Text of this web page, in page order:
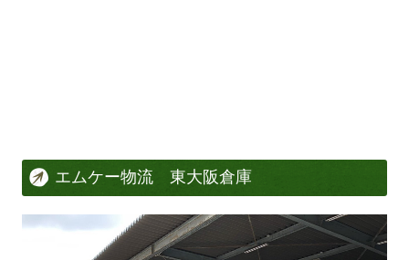
エムケー物流 東大阪倉庫